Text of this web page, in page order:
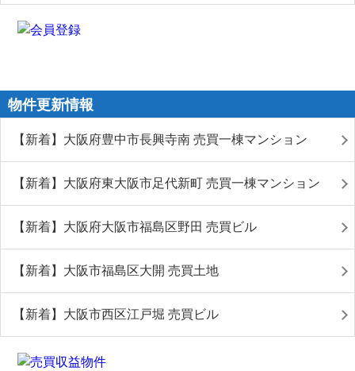
物件更新情報
【新着】大阪府豊中市長興寺南 売買一棟マンション
【新着】大阪府東大阪市足代新町 売買一棟マンション
【新着】大阪府大阪市福島区野田 売買ビル
【新着】大阪市福島区大開 売買土地
【新着】大阪市西区江戸堀 売買ビル